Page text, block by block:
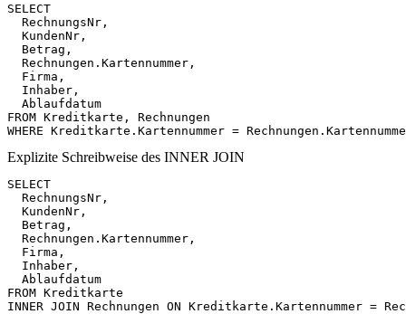
SELECT
RechnungsNr ,
KundenNr ,
Betrag ,
Rechnungen . Kartennummer ,
Firma ,
Inhaber ,
Ablaufdatum
FROM Kreditkarte ,
Rechnungen
WHERE Kreditkarte . Kartennummer = Rechnungen .
Explizite Schreibweise des INNER JOIN
SELECT
RechnungsNr ,
KundenNr ,
Betrag ,
Rechnungen . Kartennummer ,
Firma ,
Inhaber ,
Ablaufdatum
FROM Kreditkarte
INNER JOIN Rechnungen ON Kreditkarte . Kartennummer =